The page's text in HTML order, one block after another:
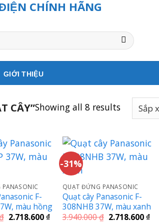
CHÍNH HÃNG
GIỚI THIỆU
CÂY”Showing all 8 results
F-
màu hồng
Giá
2.718.600 ₫Giá
-31%
QUẠT ĐỨNG PANASONIC
Quạt cây Panasonic F-
308NHB 37W, màu xanh
3.940.000₫ Giá
2.718.600 ₫Giá